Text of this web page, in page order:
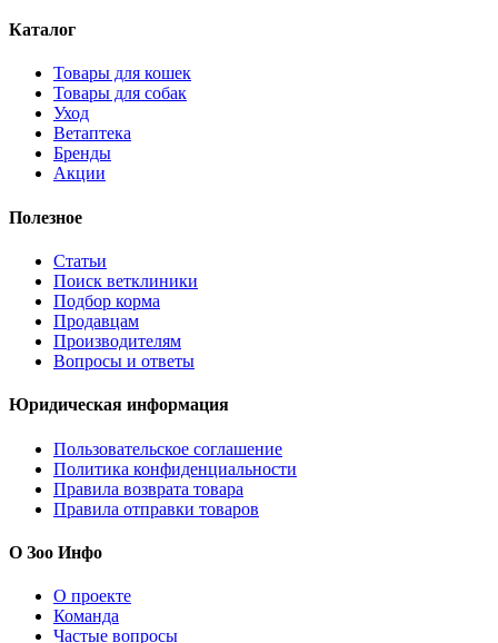
Каталог
Товары для кошек
Товары для собак
Уход
Ветаптека
Бренды
Акции
Полезное
Статьи
Поиск ветклиники
Подбор корма
Продавцам
Производителям
Вопросы и ответы
Юридическая информация
Пользовательское соглашение
Политика конфиденциальности
Правила возврата товара
Правила отправки товаров
О Зоо Инфо
О проекте
Команда
Частые вопросы